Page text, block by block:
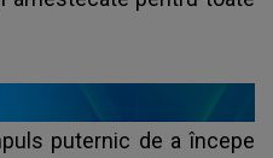
puternic de a începe